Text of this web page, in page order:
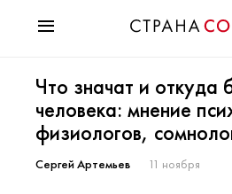
Мода
Звезды
Гороскопы
Здоровье
Что значат и откуда
человека: мнение
физиологов,
Сергей Артемьев 11 ноября